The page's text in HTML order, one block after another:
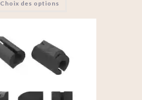
Choix des options